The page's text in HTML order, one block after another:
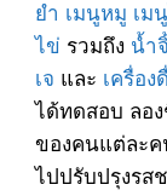
ยำ เมนูหมู เม
ไข่ รวมถึง น้ำ
เจ และ เครื่อง
ได้ทดสอบ ลอ
ของคนแต่ละค
ไปปรับปรุงรส